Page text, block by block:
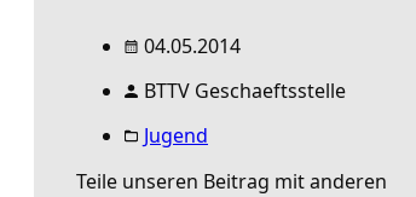
Jugend Übersicht
04.05.2014
BTTV Geschaeftsstelle
Jugend
Teile unseren Beitrag mit anderen